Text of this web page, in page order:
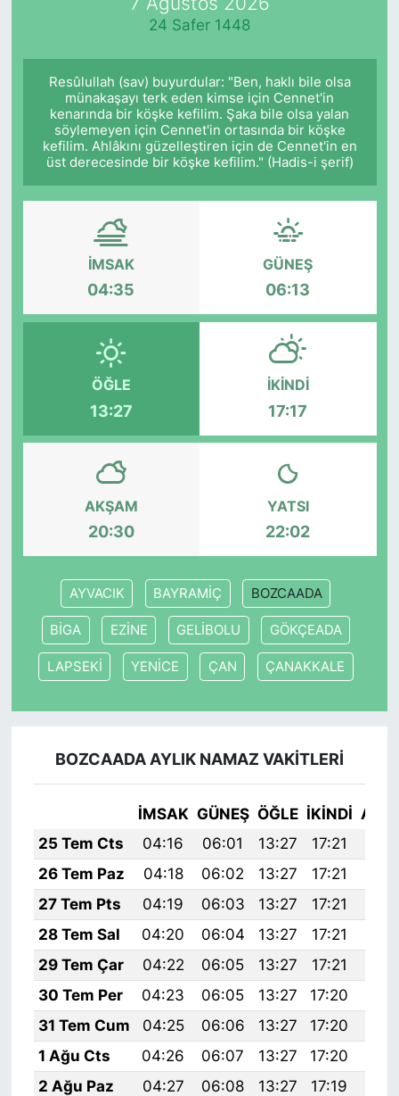
24 Safer 1448
Resûlullah (sav) buyurdular: "Ben, haklı bile olsa
münakaşayı terk eden kimse için Cennet'in
kenarında bir köşke kefilim. Şaka bile olsa yalan
söylemeyen için Cennet'in ortasında bir köşke
kefilim. Ahlâkını güzelleştiren için de Cennet'in en
üst derecesinde bir köşke kefilim." (Hadis-i şerif)
İMSAK
04:35
GÜNEŞ
06:13
ÖĞLE
13:27
İKINDI
17:17
AKŞAM
20:30
YATSI
22:02
AYVACIK BAYRAMİÇ BOZCAADA
BİGA EZİNE GELİBOLU GÖKÇEADA
LAPSEKİ YENİCE ÇAN ÇANAKKALE
BOZCAADA AYLIK NAMAZ VAKITLERI
İMSAK GÜNEŞ ÖĞLE İKINDI
25 Tem Cts
04:16 06:01 13:27 17:21
26 Tem Paz
04:18 06:02 13:27 17:21
27 Tem Pts
04:19 06:03 13:27 17:21
28 Tem Sal
04:20 06:04 13:27 17:21
29 Tem Çar
04:22 06:05 13:27 17:21
30 Tem Per
04:23 06:05 13:27 17:20
31 Tem Cum
04:25 06:06 13:27 17:20
1 Ağu Cts
04:26 06:07 13:27 17:20
2 Ağu Paz
04:27 06:08 13:27 17:19